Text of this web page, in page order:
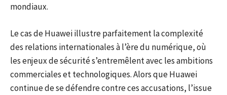
mondiaux.
Le cas de Huawei illustre parfaitement la complexité
des relations internationales à l’ère du numérique, où
les enjeux de sécurité s’entremêlent avec les ambitions
commerciales et technologiques. Alors que Huawei
continue de se défendre contre ces accusations, l’issue